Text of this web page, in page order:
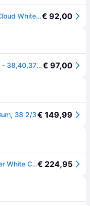
Adidas Campus 00s Wonder White Cloud White, 43 1/3€ 92,00
Lage Sneakers adidas Campus - Wit - 38,40,37 1/3,38 2/3€ 97,00
38 2/3€ 149,99
Adidas Originals Campus 00s Wonder White Cloud White (W)€ 224,95